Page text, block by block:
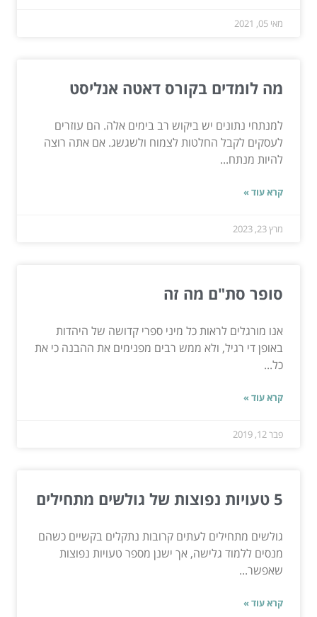
מאי 05, 2021
מה לומדים בקורס דאטה אנליסט
למנתחי נתונים יש ביקוש רב בימים אלה. הם עוזרים
לעסקים לקבל החלטות לצמוח ולשגשג. אם אתה רוצה
להיות מנתח...
קרא עוד »
מרץ 23, 2023
סופר סת"ם מה זה
אנו מורגלים לראות כל מיני ספרי קדושה של היהדות
באופן די רגיל, ולא ממש רבים מפנימים את ההבנה כי את
כל...
קרא עוד »
פבר 12, 2019
5 טעויות נפוצות של גולשים מתחילים
גולשים מתחילים לעתים קרובות נתקלים בקשיים כשהם
מנסים ללמוד גלישה, אך ישנן מספר טעויות נפוצות
שאפשר...
קרא עוד »